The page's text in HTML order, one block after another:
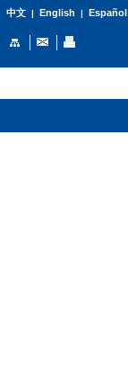
中文| English | Español